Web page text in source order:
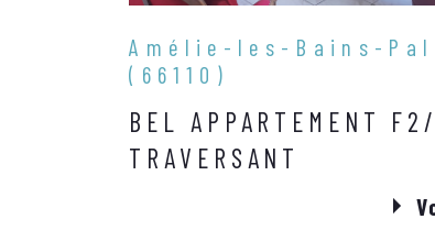
Amélie-les-Bains-
(66110)
BEL APPARTEMENT
TRAVERSANT